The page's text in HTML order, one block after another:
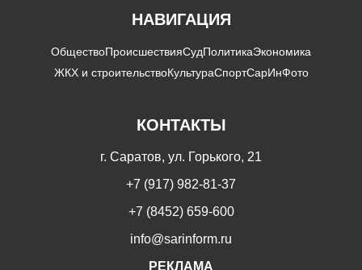
НАВИГАЦИЯ
ОбществоПроисшествияСудПолитикаЭкономика
ЖКХ и строительствоКультураСпортСарИнФото
КОНТАКТЫ
г. Саратов, ул. Горького, 21
+7 (917) 982-81-37
+7 (8452) 659-600
info@sarinform.ru
РЕКЛАМА